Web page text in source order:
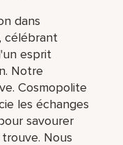
dans
célébrant
esprit
Notre
Cosmopolite
les échanges
savourer
Nous